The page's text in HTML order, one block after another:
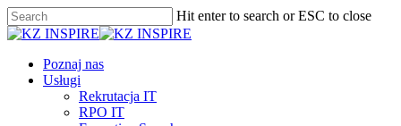
Skip
to
content
Hit enter to search or ESC to close
Close
Menu
Poznaj nas
Usługi
Rekrutacja IT
RPO IT